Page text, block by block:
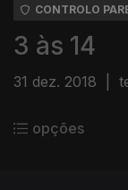
CONTROLO
3 às 14
31 dez. 2018
opções